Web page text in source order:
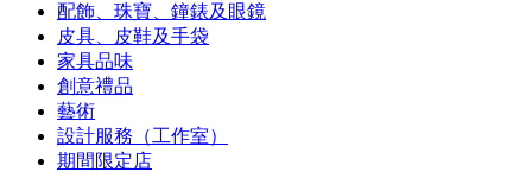
配飾、珠寶、鐘錶及眼鏡
皮具、皮鞋及手袋
家具品味
創意禮品
藝術
設計服務（工作室）
期間限定店